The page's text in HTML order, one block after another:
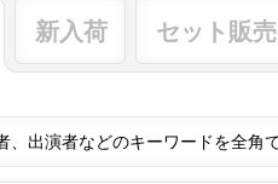
新入荷 セット販売